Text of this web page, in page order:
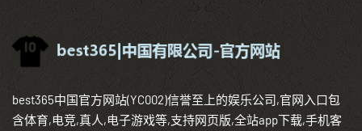
best365中国官方网站(YC002)信誉至上的娱乐公司,官网入口包
含体育,电竞,真人,电子游戏等,支持网页版,全站app下载,手机客